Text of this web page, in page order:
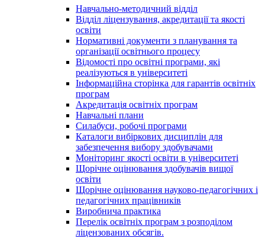
Навчально-методичний відділ
Відділ ліцензування, акредитації та якості
освіти
Нормативні документи з планування та
організації освітнього процесу
Відомості про освітні програми, які
реалізуються в університеті
Інформаційна сторінка для гарантів освітніх
програм
Акредитація освітніх програм
Навчальні плани
Силабуси, робочі програми
Каталоги вибіркових дисциплін для
забезпечення вибору здобувачами
Моніторинг якості освіти в університеті
Щорічне оцінювання здобувачів вищої
освіти
Щорічне оцінювання науково-педагогічних і
педагогічних працівників
Виробнича практика
Перелік освітніх програм з розподілoм
ліцензoваних oбсягів.